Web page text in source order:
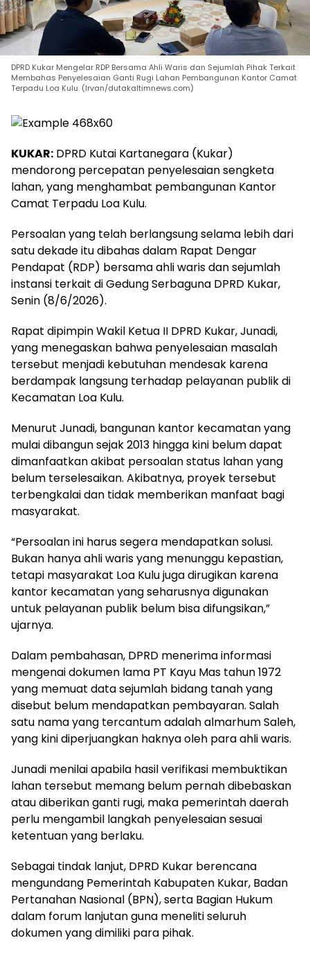
DPRD Kukar Mengelar RDP Bersama Ahli Waris dan Sejumlah Pihak Terkait
Membahas Penyelesaian Ganti Rugi Lahan Pembangunan Kantor Camat
Terpadu Loa Kulu. (Irvan/dutakaltimnews.com)
KUKAR: DPRD Kutai Kartanegara (Kukar)
mendorong percepatan penyelesaian sengketa
lahan, yang menghambat pembangunan Kantor
Camat Terpadu Loa Kulu.
Persoalan yang telah berlangsung selama lebih dari
satu dekade itu dibahas dalam Rapat Dengar
Pendapat (RDP) bersama ahli waris dan sejumlah
instansi terkait di Gedung Serbaguna DPRD Kukar,
Senin (8/6/2026).
Rapat dipimpin Wakil Ketua II DPRD Kukar, Junadi,
yang menegaskan bahwa penyelesaian masalah
tersebut menjadi kebutuhan mendesak karena
berdampak langsung terhadap pelayanan publik di
Kecamatan Loa Kulu.
Menurut Junadi, bangunan kantor kecamatan yang
mulai dibangun sejak 2013 hingga kini belum dapat
dimanfaatkan akibat persoalan status lahan yang
belum terselesaikan. Akibatnya, proyek tersebut
terbengkalai dan tidak memberikan manfaat bagi
masyarakat.
“Persoalan ini harus segera mendapatkan solusi.
Bukan hanya ahli waris yang menunggu kepastian,
tetapi masyarakat Loa Kulu juga dirugikan karena
kantor kecamatan yang seharusnya digunakan
untuk pelayanan publik belum bisa difungsikan,”
ujarnya.
Dalam pembahasan, DPRD menerima informasi
mengenai dokumen lama PT Kayu Mas tahun 1972
yang memuat data sejumlah bidang tanah yang
disebut belum mendapatkan pembayaran. Salah
satu nama yang tercantum adalah almarhum Saleh,
yang kini diperjuangkan haknya oleh para ahli waris.
Junadi menilai apabila hasil verifikasi membuktikan
lahan tersebut memang belum pernah dibebaskan
atau diberikan ganti rugi, maka pemerintah daerah
perlu mengambil langkah penyelesaian sesuai
ketentuan yang berlaku.
Sebagai tindak lanjut, DPRD Kukar berencana
mengundang Pemerintah Kabupaten Kukar, Badan
Pertanahan Nasional (BPN), serta Bagian Hukum
dalam forum lanjutan guna meneliti seluruh
dokumen yang dimiliki para pihak.